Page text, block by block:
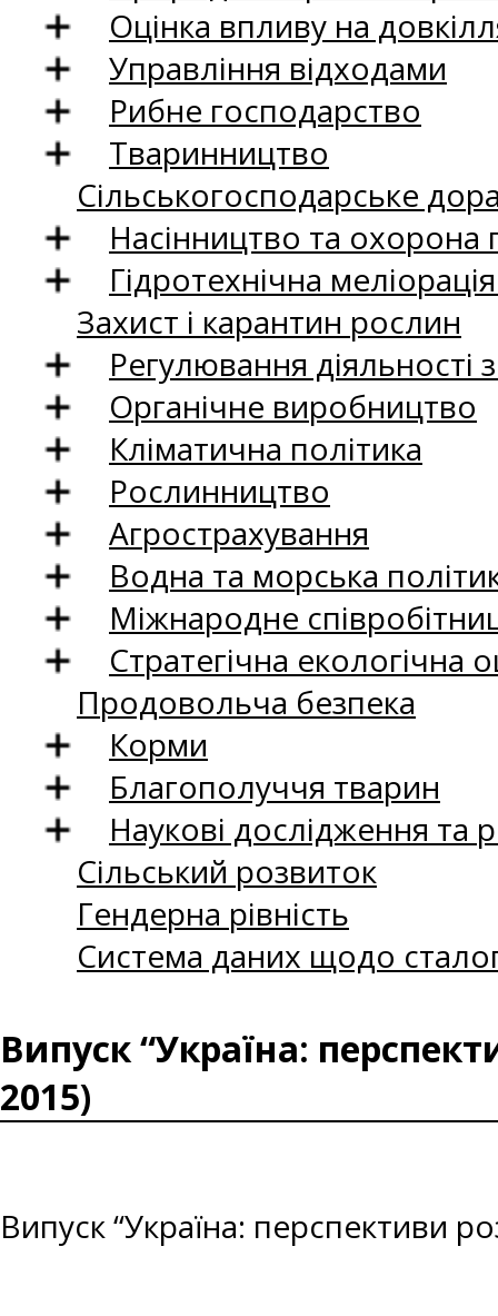
Оцінка впливу на
Управління відходами
Рибне господарство
Тваринництво
Сільськогосподарське
Насінництво та
Гідротехнічна
Захист і карантин рослин
Регулювання
Органічне виробництво
Кліматична політика
Рослинництво
Агрострахування
Водна та морська
Міжнародне
Стратегічна екологічна
Продовольча безпека
Корми
Благополуччя тварин
Наукові дослідження та
Сільський розвиток
Гендерна рівність
Система даних щодо
Випуск “Україна:
2015)
Випуск “Україна: перспективи